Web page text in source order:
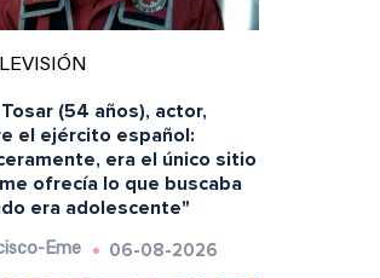
(54 años), actor,
el ejército español:
era el único sitio
ofrecía lo que buscaba
era adolescente"
Eme 06-08-2026